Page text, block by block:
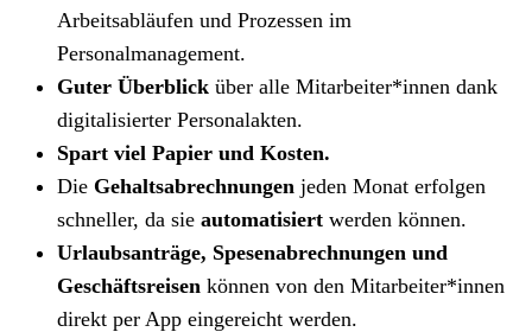
Arbeitsabläufen und Prozessen im
Personalmanagement.
Guter Überblick über alle Mitarbeiter*innen dank
digitalisierter Personalakten.
Spart viel Papier und Kosten.
Die Gehaltsabrechnungen jeden Monat erfolgen
schneller, da sie automatisiert werden können.
Urlaubsanträge, Spesenabrechnungen und
Geschäftsreisen können von den Mitarbeiter*innen
direkt per App eingereicht werden.